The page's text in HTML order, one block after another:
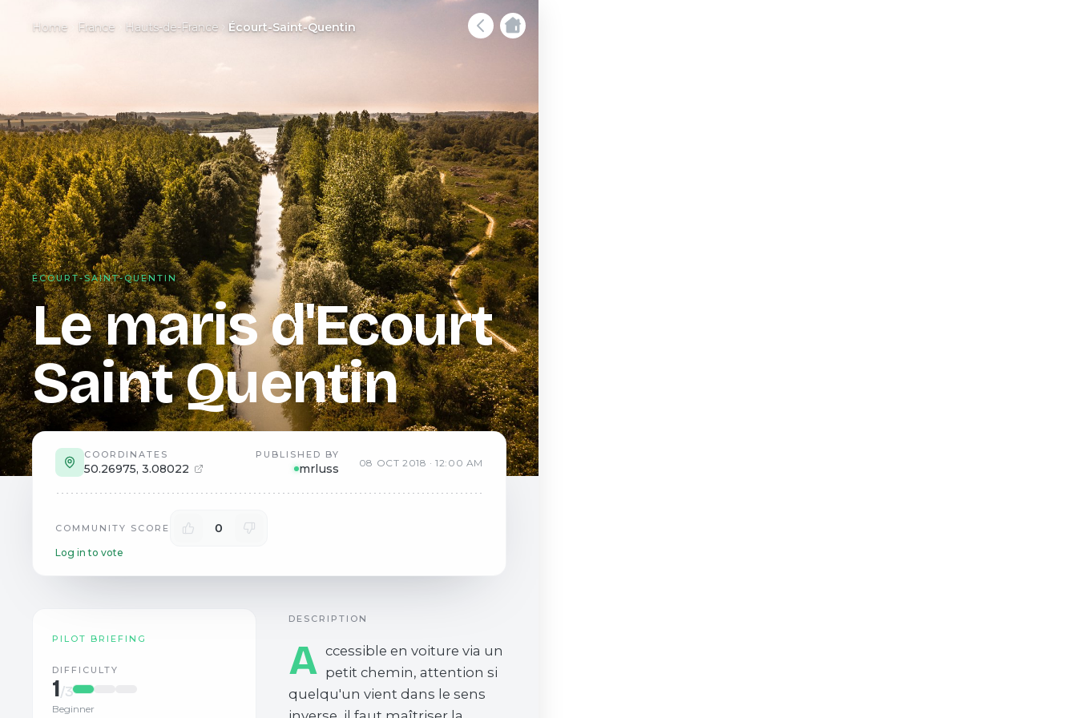
Home France Hauts-de-France Écourt-Saint-Quentin
ÉCOURT-SAINT-QUENTIN
Le maris d'Ecourt
Saint Quentin
COORDINATES
50.26975, 3.08022
PUBLISHED BY
mrluss 08 OCT 2018 ·12:00 AM
COMMUNITY SCORE 0
Log in to vote
PILOT BRIEFING
DIFFICULTY
1/3
Beginner
DESCRIPTION
A ccessible en voiture via un
petit chemin, attention si
quelqu'un vient dans le sens